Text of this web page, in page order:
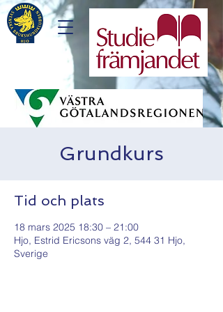
Grundkurs
Tid och plats
18 mars 2025 18:30 – 21:00
Hjo, Estrid Ericsons väg 2, 544 31 Hjo,
Sverige